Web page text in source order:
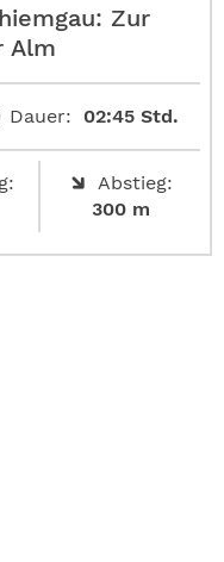
Zur
Alm
Dauer: 02:45 Std.
Abstieg:
300 m